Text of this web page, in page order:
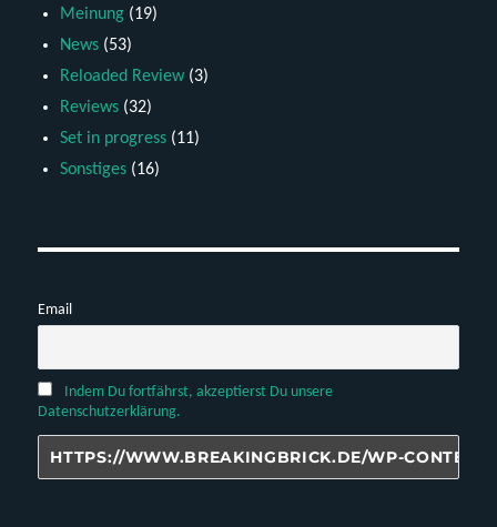
Meinung (19)
News (53)
Reloaded Review (3)
Reviews (32)
Set in progress (11)
Sonstiges (16)
Email
Indem Du fortfährst, akzeptierst Du unsere
Datenschutzerklärung.